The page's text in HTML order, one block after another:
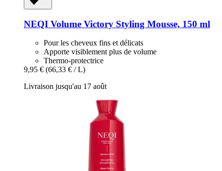
NEQI Volume Victory Styling Mousse, 150 ml
Pour les cheveux fins et délicats
Apporte visiblement plus de volume
Thermo-protectrice
9,95 € (66,33 € / L)
Livraison jusqu'au 17 août